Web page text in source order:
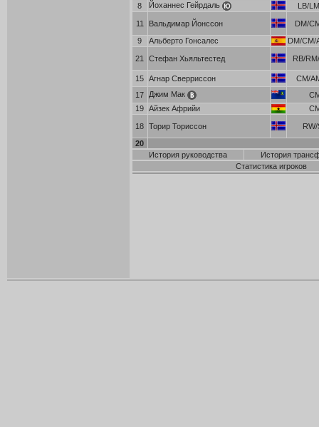
8 Йоханнес Гейрдаль LB/
11 Вальдимар Йонссон
DM/
9
Альберто Гонсалес DM/CM/
21 Стефан Хьяльтестед RB/
15 Агнар Сверриссон
CM/
17
Джим Мак
19 Айзек Африйи
18 Торир Ториссон
20
История руководства
История
Статистика игроков